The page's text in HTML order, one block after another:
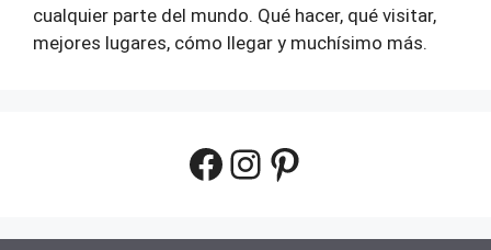
cualquier parte del mundo. Qué hacer, qué visitar,
mejores lugares, cómo llegar y muchísimo más.
Facebook
Instagram
Pinterest